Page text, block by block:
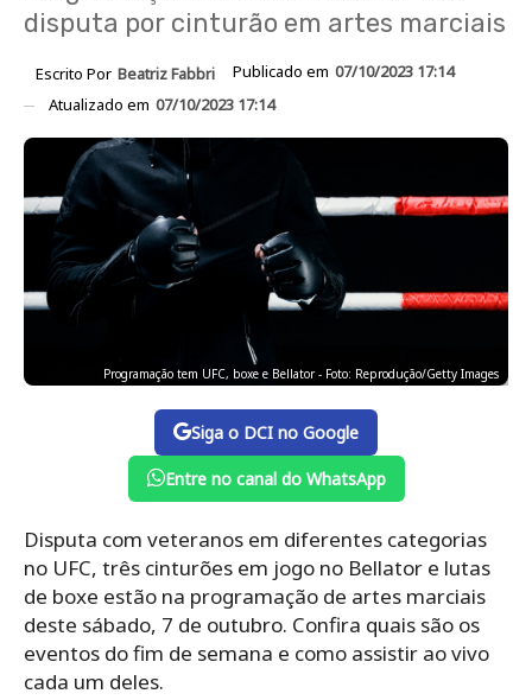
disputa por cinturão em artes marciais
Escrito Por Beatriz Fabbri Publicado em 07/10/2023 17:14
Atualizado em 07/10/2023 17:14
Programação tem UFC, boxe e Bellator - Foto: Reprodução/Getty Images
Siga o DCI no Google
Entre no canal do WhatsApp
Disputa com veteranos em diferentes categorias
no UFC, três cinturões em jogo no Bellator e lutas
de boxe estão na programação de artes marciais
deste sábado, 7 de outubro. Confira quais são os
eventos do fim de semana e como assistir ao vivo
cada um deles.